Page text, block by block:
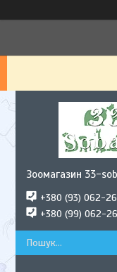
Зоомагазин 33-
+380 (93) 062-
+380 (99) 062-